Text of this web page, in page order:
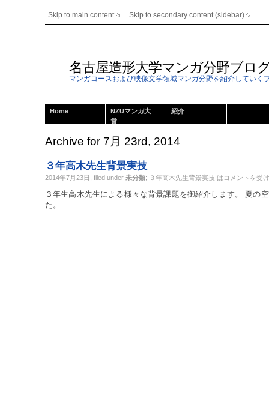
Skip to main content Skip to secondary content (sidebar)
名古屋造形大学マンガ分野ブロ
マンガコースおよび映像文学領域マンガ分野を紹介していく
Home
NZUマンガ大
賞
紹介
Archive for 7月 23rd, 2014
３年高木先生背景実技
2014年7月23日, filed under 未分類; ３年高木先生背景実技 は コメントを受
３年生高木先生による様々な背景課題を御紹介します。 夏の
た。